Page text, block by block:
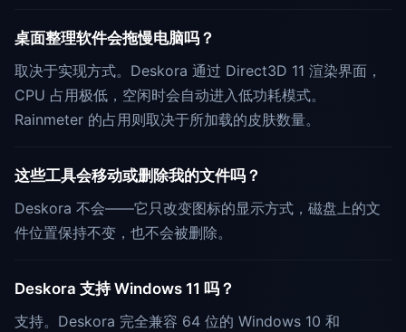
桌面整理软件会拖慢电脑吗？
取决于实现方式。Deskora 通过 Direct3D 11 渲染界面，
CPU 占用极低，空闲时会自动进入低功耗模式。
Rainmeter 的占用则取决于所加载的皮肤数量。
这些工具会移动或删除我的文件吗？
Deskora 不会——它只改变图标的显示方式，磁盘上的文
件位置保持不变，也不会被删除。
Deskora 支持 Windows 11 吗？
支持。Deskora 完全兼容 64 位的 Windows 10 和